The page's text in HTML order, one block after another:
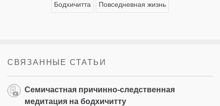
Бодхичитта Повседневная жизнь
СВЯЗАННЫЕ СТАТЬИ
Семичастная причинно-следственная
медитация на бодхичитту